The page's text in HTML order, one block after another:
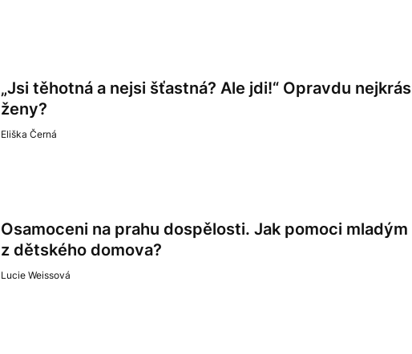
„Jsi těhotná a nejsi šťastná? Ale jdi!“ Opravdu
ženy?
Eliška Černá
Osamoceni na prahu dospělosti. Jak pomoci
z dětského domova?
Lucie Weissová